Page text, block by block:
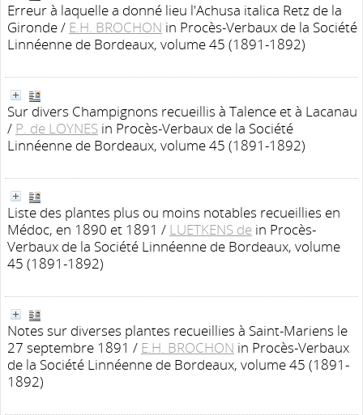
Erreur à laquelle a donné lieu l'Achusa italica Retz de la
Gironde/ E.H. BROCHON in Procès-Verbaux de la Société
Linnéenne de Bordeaux, volume 45 (1891-1892)
Sur divers Champignons recueillis à Talence et à Lacanau
/ P. de LOYNES in Procès-Verbaux de la Société
Linnéenne de Bordeaux, volume 45 (1891-1892)
Liste des plantes plus ou moins notables recueillies en
Médoc, en 1890 et 1891 / LUETKENS de in Procès-
Verbaux de la Société Linnéenne de Bordeaux, volume
45 (1891-1892)
Notes sur diverses plantes recueillies à Saint-Mariens le
27 septembre 1891 / E.H. BROCHON in Procès-Verbaux
de la Société Linnéenne de Bordeaux, volume 45 (1891-
1892)